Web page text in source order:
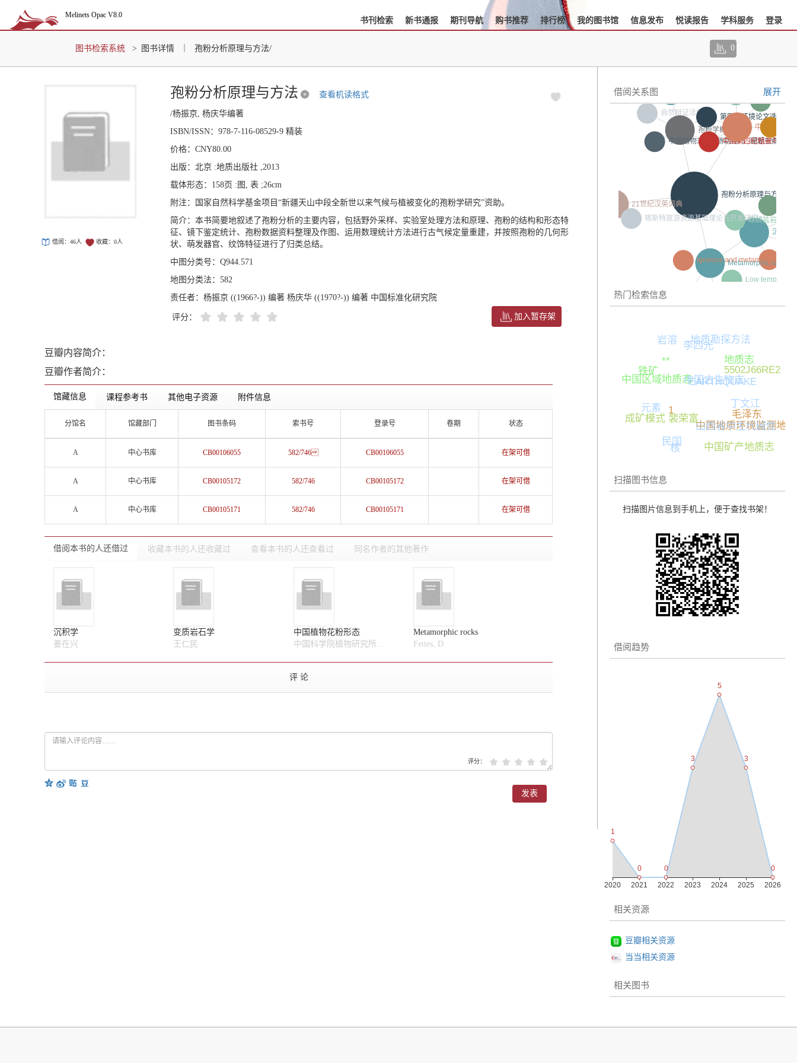
Melinets Opac V8.0
书刊检索 新书通报 期刊导航 购书推荐 排行榜 我的图书馆 信息发布 悦读报告 学科服务 登录
图书检索系统 > 图书详情 孢粉分析原理与方法/ 0
借阅： 46人 收藏： 0人
孢粉分析原理与方法 查看机读格式
/杨振京, 杨庆华编著
ISBN/ISSN： 978-7-116-08529-9 精装
价格： CNY80.00
出版： 北京 :地质出版社 ,2013
载体形态： 158页 :图, 表 ;26cm
附注：
国家自然科学基金项目“新疆天山中段全新世以来气候与植被变化的孢粉学研究”资助。
简介： 本书简要地叙述了孢粉分析的主要内容，包括野外采样、实验室处理方法和原理、孢粉的结构和形态特
征、镜下鉴定统计、孢粉数据资料整理及作图、运用数理统计方法进行古气候定量重建，并按照孢粉的几何形
状、萌发器官、纹饰特征进行了归类总结。
中图分类号： Q944.571
地图分类法： 582
责任者： 杨振京 ((1966?-)) 编著 杨庆华 ((1970?-)) 编著 中国标准化研究院
评分： 加入暂存架
豆瓣内容简介：
豆瓣作者简介：
馆藏信息 课程参考书 其他电子资源 附件信息
分馆名 馆藏部门 图书条码 索书号 登录号 卷期 状态
A 中心书库 CB00106055 582/746 CB00106055 在架可借
A 中心书库 CB00105172 582/746 CB00105172 在架可借
A 中心书库 CB00105171 582/746 CB00105171 在架可借
借阅本书的人还借过 收藏本书的人还收藏过 查看本书的人还查看过 同名作者的其他著作
沉积学
姜在兴
变质岩石学
王仁民
中国植物花粉形态
中国科学院植物研究所形态室孢粉组
Metamorphic rocks
Fettes, D.
评 论
评分：
发表
借阅关系图 展开
热门检索信息
元素
民国
中国地质环境监测地
EARTHQUAKE
**
中国区域地质志
成矿模式 裴荣富
核 中国矿产地质志
毛泽东
5502J66RE2
地质勘探方法
岩溶
铁矿
1
山西省中生代碱性
丁文江
地质志
李四光
中国古生物志
扫描图书信息
扫描图片信息到手机上，便于查找书架！
借阅趋势
相关资源
豆瓣相关资源
当当相关资源
相关图书